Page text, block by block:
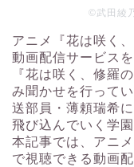
©武田綾
アニメ『花は咲く
動画配信サービス
『花は咲く、修羅
み聞かせを行って
送部員・薄頼瑞希
飛び込んでいく学
本記事では、アニ
で視聴できる動画